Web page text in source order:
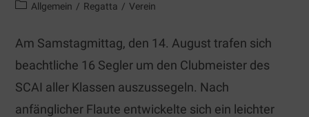
Allgemein / Regatta / Verein
Am Samstagmittag, den 14. August trafen sich
beachtliche 16 Segler um den Clubmeister des
SCAI aller Klassen auszussegeln. Nach
anfänglicher Flaute entwickelte sich ein leichter